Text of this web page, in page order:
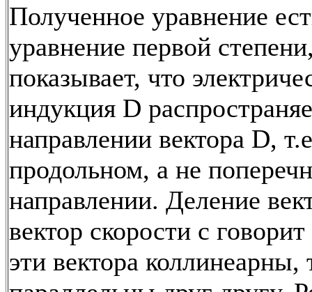
Полученное уравнение
уравнение первой
показывает, что
индукция D
направлении вектора D,
продольном, а не
направлении. Деление
вектор скорости с
эти вектора коллинеарны,